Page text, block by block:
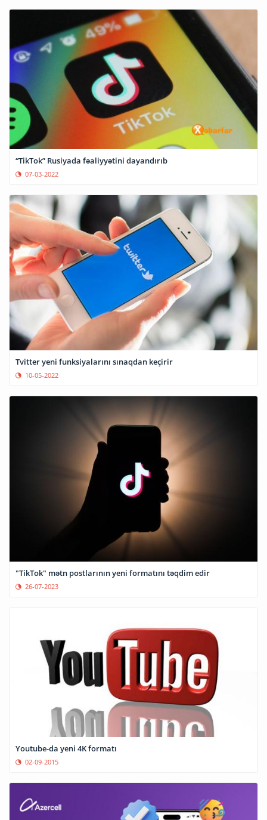
“TikTok” Rusiyada fəaliyyətini dayandırıb
07-03-2022
Tvitter yeni funksiyalarını sınaqdan keçirir
10-05-2022
"TikTok" mətn postlarının yeni formatını təqdim edir
26-07-2023
Youtube-da yeni 4K formatı
02-09-2015